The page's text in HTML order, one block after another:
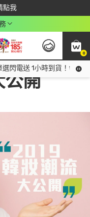
點我
$350
0
選閃電送 1小時到貨！領神
公開